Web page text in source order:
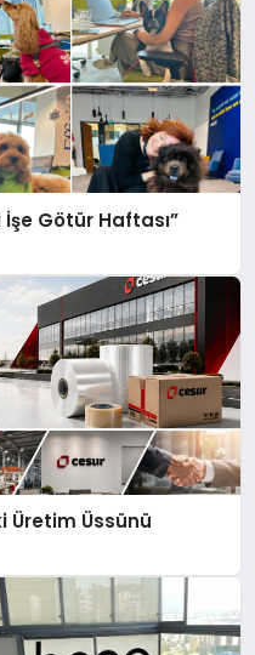
Götür Haftası”
Üretim Üssünü